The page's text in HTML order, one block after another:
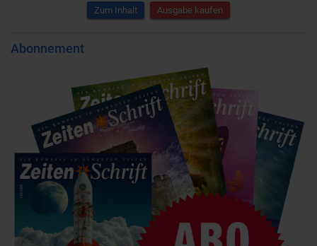
Zum Inhalt Ausgabe kaufen
Abonnement